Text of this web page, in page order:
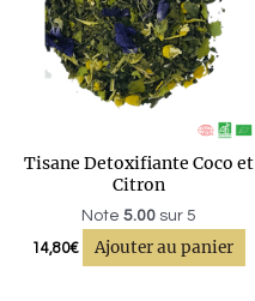
Tisane Detoxifiante Coco et
Citron
Note 5.00sur 5
14,80€ Ajouter au panier